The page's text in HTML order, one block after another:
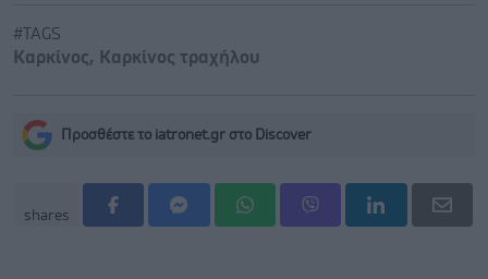
#TAGS
Καρκίνος, Καρκίνος τραχήλου
Προσθέστε το iatronet.gr στο Discover
shares